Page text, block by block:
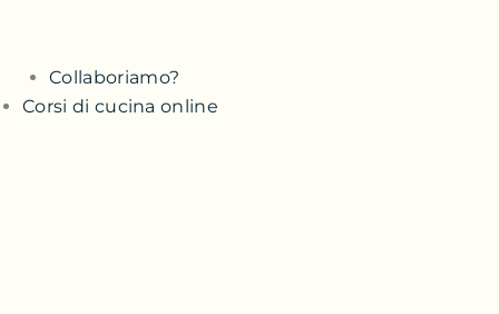
Collaboriamo?
Corsi di cucina online